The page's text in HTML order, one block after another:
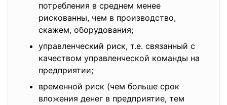
потребления в среднем менее
рискованны, чем в производство,
скажем, оборудования;
управленческий риск, т.е. связанный с
качеством управленческой команды на
предприятии;
временной риск (чем больше срок
вложения денег в предприятие, тем